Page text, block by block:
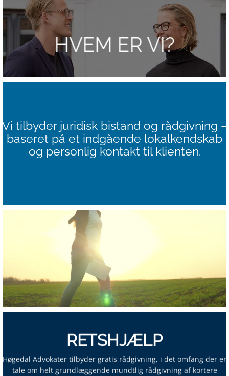
HVEM ER VI?
Vi tilbyder juridisk bistand og rådgivning –
baseret på et indgående lokalkendskab
og personlig kontakt til klienten.
RETSHJÆLP
Høgedal Advokater tilbyder gratis rådgivning, i det omfang der er
tale om helt grundlæggende mundtlig rådgivning af kortere